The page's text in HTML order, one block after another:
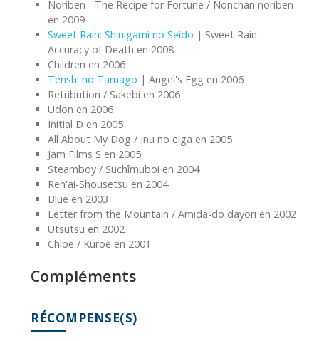
Noriben - The Recipe for Fortune / Nonchan noriben
en 2009
Sweet Rain: Shinigami no Seido | Sweet Rain:
Accuracy of Death en 2008
Children en 2006
Tenshi no Tamago | Angel's Egg en 2006
Retribution / Sakebi en 2006
Udon en 2006
Initial D en 2005
All About My Dog / Inu no eiga en 2005
Jam Films S en 2005
Steamboy / Suchîmuboi en 2004
Ren'ai-Shousetsu en 2004
Blue en 2003
Letter from the Mountain / Amida-do dayori en 2002
Utsutsu en 2002
Chloe / Kuroe en 2001
Compléments
RÉCOMPENSE(S)